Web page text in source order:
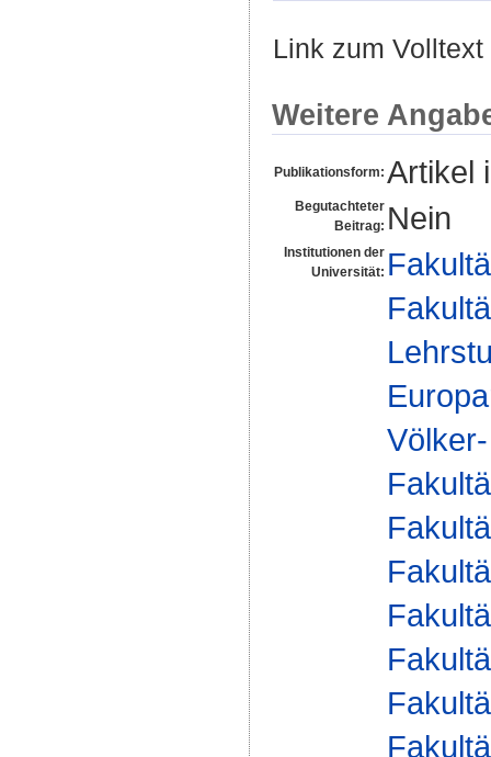
Link zum
Weitere
Publikationsform: Artikel
Begutachteter
Beitrag: Nein
Institutionen der
Universität: